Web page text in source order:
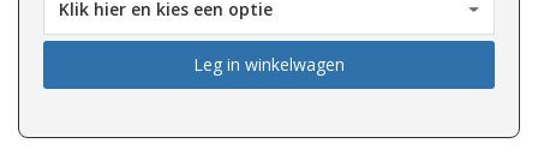
Leg in winkelwagen